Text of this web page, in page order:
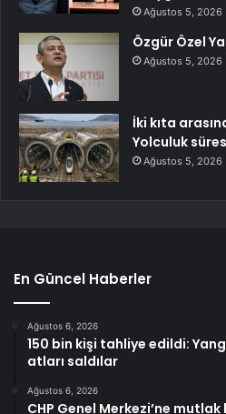
Ağustos 5, 2026
Özgür Özel
Ağustos 5, 2026
İki kıta
Yolculuk
Ağustos 5, 2026
En Güncel Haberler
Ağustos 6, 2026
150 bin kişi tahliye edildi:
atları saldılar
Ağustos 6, 2026
CHP Genel Merkezi’ne